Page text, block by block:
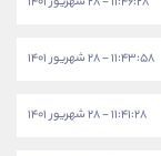
۱۱:۴۳:۵۸ - ۲۸ شهریور ۱۴۰۱
۱۱:۴۱:۲۸ - ۲۸ شهریور ۱۴۰۱